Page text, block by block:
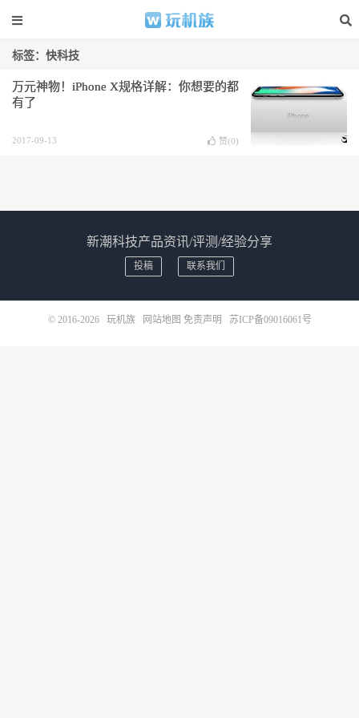
标签：快科技
万元神物！iPhone X规格详解：你想要的都
有了
2017-09-13 赞(0)
新潮科技产品资讯/评测/经验分享
投稿 联系我们
© 2016-2026 玩机族 网站地图 免责声明 苏ICP备09016061号